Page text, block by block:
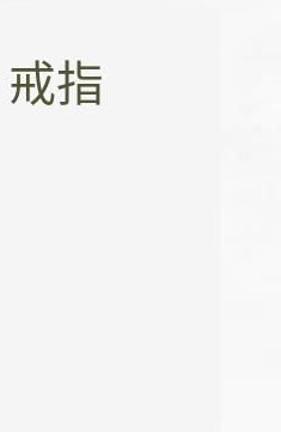
指